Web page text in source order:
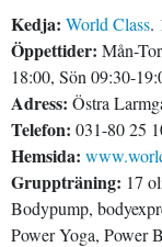
Kedja: World Class.
Öppettider: Mån-
18:00, Sön 09:30-
Adress: Östra
Telefon: 031-80 25
Hemsida:
Gruppträning: 17
Bodypump,
Power Yoga, Power